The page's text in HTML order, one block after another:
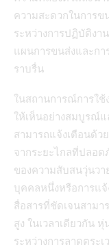
ความสะดวกในการข
ระหว่างการปฏิบัติงา
แผนการขนส่งและก
ราบรื่น
ในสถานการณ์การใช้
ให้เห็นอย่างสมบูรณ์
สามารถแจ้งเตือนด้ว
จากระยะไกลที่ปลอ
ของความสับสนวุ่นวา
บุคคลหนึ่งหรือการแ
สื่อสารที่ชัดเจนสามา
สูง ในเวลาเดียวกัน
ระหว่างการลาดตระ